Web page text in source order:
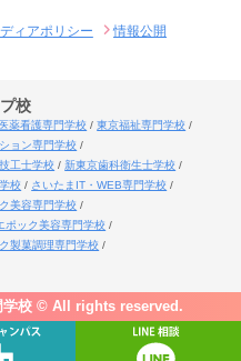
ィアポリシー 情報公開
校
薬看護専門学校
東京福祉専門学校
ョン専門学校
工士学校
新東京歯科衛生士学校
校
さいたまIT・WEB専門学校
美容専門学校
ポック美容専門学校
製菓調理専門学校
学校 © All rights reserved.